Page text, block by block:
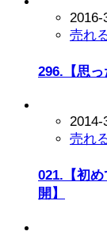
2016-
売れ
296.【思っ
2014-
売れ
021.【初
開】